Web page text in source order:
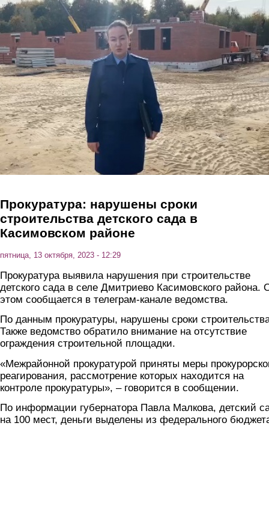
Перейти к основному содержанию
Прокуратура: нарушены сроки
строительства детского сада в
Касимовском районе
пятница, 13 октября, 2023 - 12:29
Прокуратура выявила нарушения при строительстве
детского сада в селе Дмитриево Касимовского района.
этом сообщается в телеграм-канале ведомства.
По данным прокуратуры, нарушены сроки
Также ведомство обратило внимание на отсутствие
ограждения строительной площадки.
«Межрайонной прокуратурой приняты меры
реагирования, рассмотрение которых находится на
контроле прокуратуры», – говорится в сообщении.
По информации губернатора Павла Малкова, детский
на 100 мест, деньги выделены из федерального